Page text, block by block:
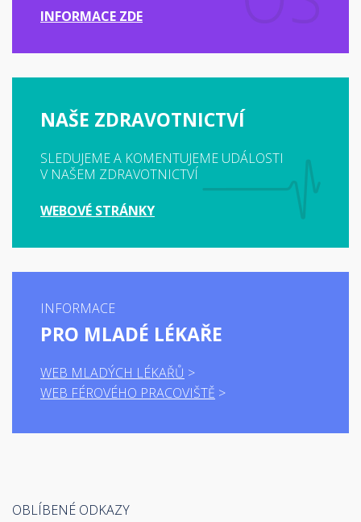
INFORMACE ZDE
NAŠE ZDRAVOTNICTVÍ
SLEDUJEME A KOMENTUJEME UDÁLOSTI
V NAŠEM ZDRAVOTNICTVÍ
WEBOVÉ STRÁNKY
INFORMACE
PRO MLADÉ LÉKAŘE
WEB MLADÝCH LÉKAŘŮ
WEB FÉROVÉHO PRACOVIŠTĚ
OBLÍBENÉ ODKAZY